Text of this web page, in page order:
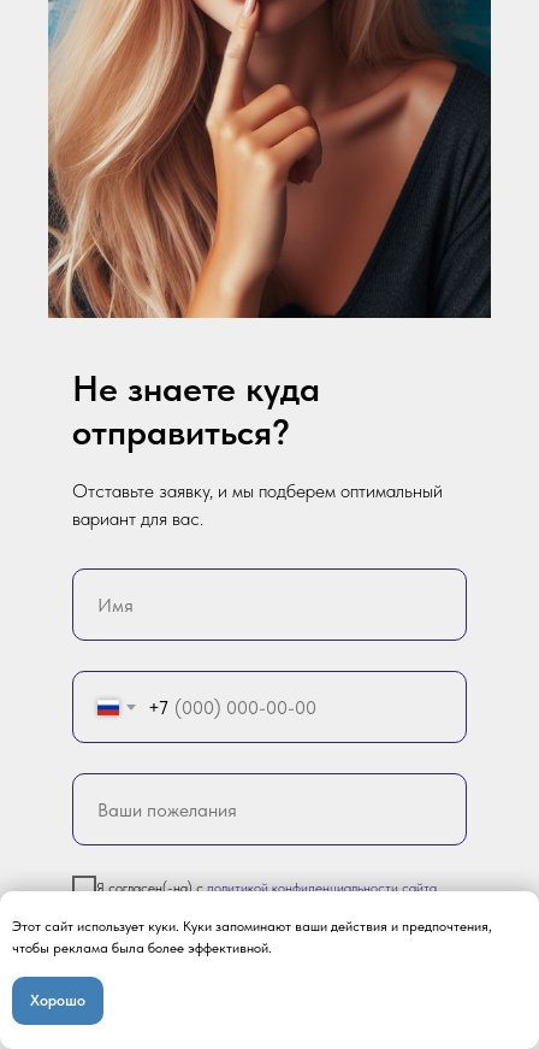
Этот сайт использует куки. Куки запоминают ваши действия и предпочтения,
чтобы реклама была более эффективной.
Хорошо
Не знаете куда
отправиться?
Отставьте заявку, и мы подберем оптимальный
вариант для вас.
+7
Я согласен(-на) сполитикой конфиденциальности сайта